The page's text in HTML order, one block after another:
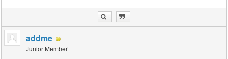
addme
Junior Member